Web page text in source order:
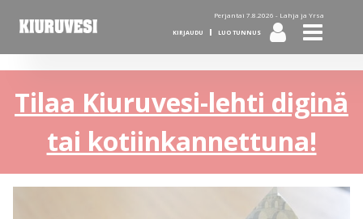
Perjantai 7.8.2026 - Lahja ja Yrsa
KIRJAUDU LUO TUNNUS
Tilaa Kiuruvesi-lehti diginä
tai kotiinkannettuna!